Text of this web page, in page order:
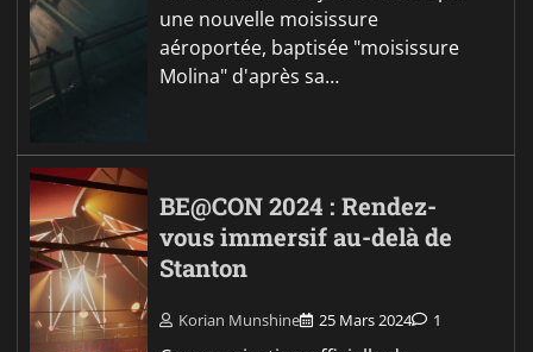
une nouvelle moisissure
aéroportée, baptisée "moisissure
Molina" d'après sa…
BE@CON 2024 : Rendez-
vous immersif au-delà de
Stanton
Korian Munshine 25 Mars 2024 1